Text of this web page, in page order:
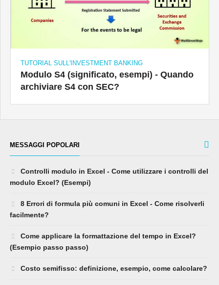
TUTORIAL SULL'INVESTMENT BANKING
Modulo S4 (significato, esempi) - Quando
archiviare S4 con SEC?
MESSAGGI POPOLARI
Controlli modulo in Excel - Come utilizzare i controlli del
modulo Excel? (Esempi)
8 Errori di formula più comuni in Excel - Come risolverli
facilmente?
Come applicare la formattazione del tempo in Excel?
(Esempio passo passo)
Costo semifisso: definizione, esempio, come calcolare?